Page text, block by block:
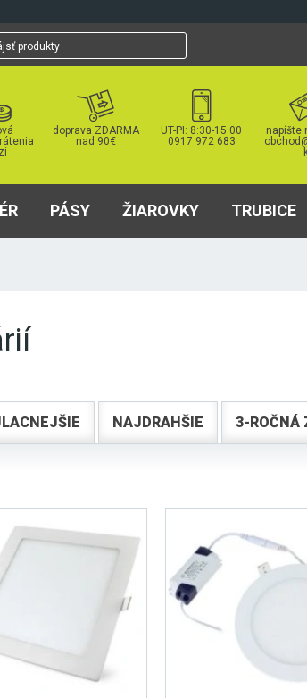
doprava ZDARMA
nad 90€
UT-PI: 8:30-15:00
0917 972 683
napíšte
PÁSY ŽIAROVKY TRUBICE
NAJDRAHŠIE 3-ROČNÁ